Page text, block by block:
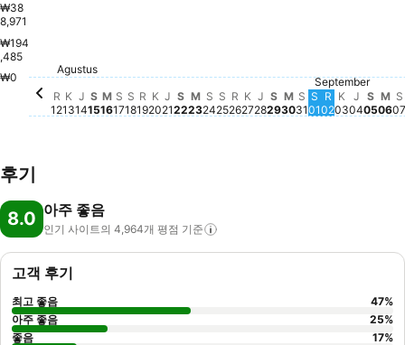
₩38
8,971
₩194
,485
₩0
Rabu, Agustus 12
₩241,695
Agustus
R
12
Kamis, Agustus 13
₩268,157
K
13
Jumat, Agustus 14
₩324,417
J
14
S
15
M
16
Senin, Agustus 17
₩155,391
S
17
S
18
Rabu, Agustus 19
₩143,548
R
19
K
20
Jumat, Agustus 21
₩168,335
J
21
S
22
Minggu, Agustus 23
M
23
Senin, Agustus 24
S
24
Selasa, Agustus 25
S
25
Rabu, Agustus 26
R
26
Kamis, Agustus 27
₩144,172
K
27
Jumat, Agustus 28
₩160,697
J
28
S
29
Minggu,
₩144,583
M
30
Senin,
₩132,658
S
31
Selasa,
₩125,364
September
S
01
Rabu,
이 날짜에
R
02
Kamis,
₩122,161
K
03
이 날
J
04
이
S
05
M
06
S
07
후기
8.0 아주 좋음
인기 사이트의 4,964개 평점 기준
고객 후기
최고 좋음 47%
아주 좋음
25%
좋음
17%